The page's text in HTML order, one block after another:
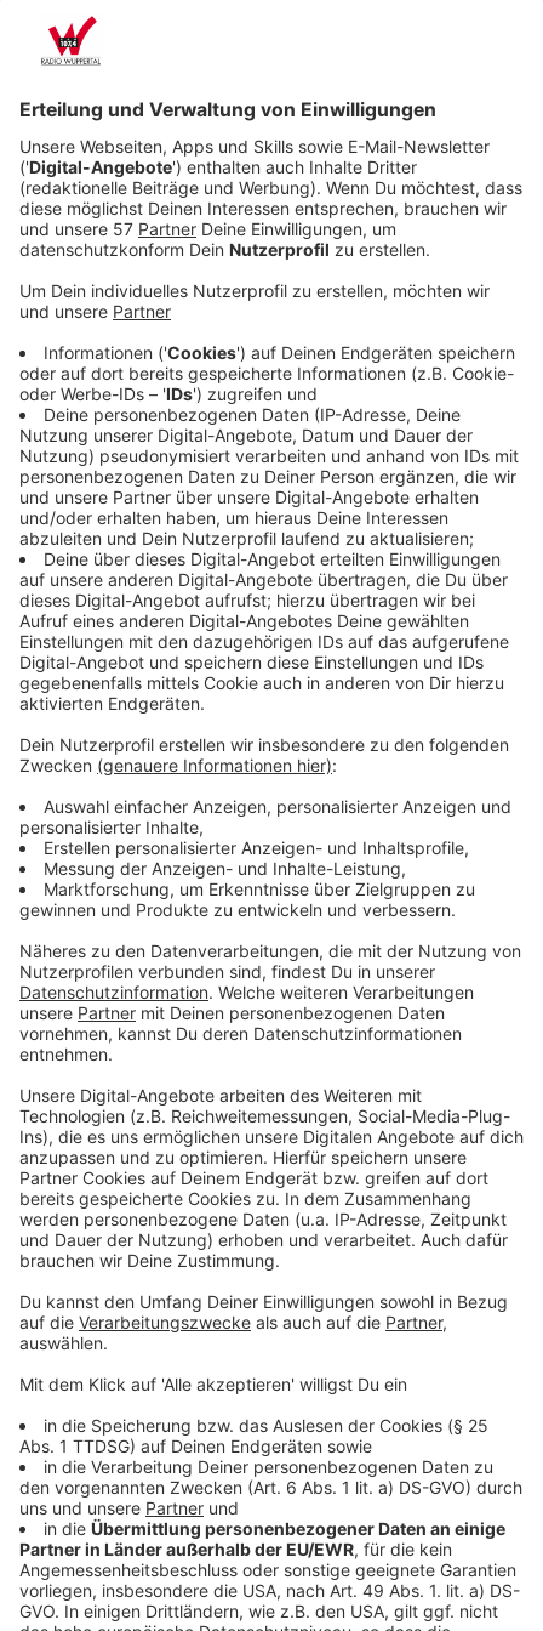
Anzeige
Der ADAC muss immer mehr Autos wegen abgebauter
Katalysatoren in Werkstätten abschleppen. Ohne Kat
Karosserien sind viel zu laut und stoßen deutlich mehr
Schadstoffe aus. Doch warum sind die Kats so
interessant für Diebe? "Katalysatoren werden deshalb
geklaut, weil in ihnen wertvolle Rohstoffe verbaut
sind, zum Beispiel die Edelmetalle Palladium, Platin
und Rhodium", erklärt Thomas Müther vom ADAC.
Diese Metalle seien sehr teuer. Die Preise wären dafür
sehr stark angestiegen. Bedeutet: wenn die Diebe den
Katalysator an einen Schrotthändler verkaufen,
"bekommen sie mehrere hundert Euro dafür und das
Paradoxe dabei sind die recycelten Materialien. Die
landen absurderweise am Ende über Umwege wieder
beim Hersteller", so Müther.
Anzeige
betroffen
Anzeige
Der Fokus der Täter liegt nicht auf Luxusautos oder
Neuwagen. Der Katalysator wird am Motor installiert,
sodass er sich schneller erhitzen kann. Bei diesen
Wagen ist der Katalysator nur mit viel Aufwand und
Zeit herausnehmbar. Ganz anders bei älteren
Fahrzeugen. Denn dort liegt er relativ einfach und
simpel in der Mitte des Bodens. Häufig würden laut
ADAC Opel Astra, Toyota Prius und VW Polo als
Automarken- und modelle genannt, bei denen
Katalysatoren gestohlen werden, generell aber auch
Benziner jeder Marke. Thomas Müther vom ADAC
beschreibt, wie die Täter vorgehen:
Für den Klau des Katalysators bocken die Täter
die Fahrzeuge auf, durchtrennen das Abgasrohr
vor und hinter dem Katalysator. Je nachdem, wo
das Fahrzeug steht, verwenden die Diebe auch
unterschiedliche Werkzeuge - an lauten Straßen
gerne mit einer Flex- oder Elektrosäge. In ruhigen
Wohngegenden versucht man sich mit einem
Auspuff- oder Ketten-Rohrabschneider. Das
Ganze geht rasend schnell, die Diebe sind dann
eben über alle Berge.